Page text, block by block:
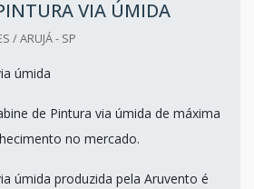
VIA ÚMIDA
/ ARUJÁ - SP
úmida
de Pintura via úmida de máxima
no mercado.
úmida produzida pela Aruvento é